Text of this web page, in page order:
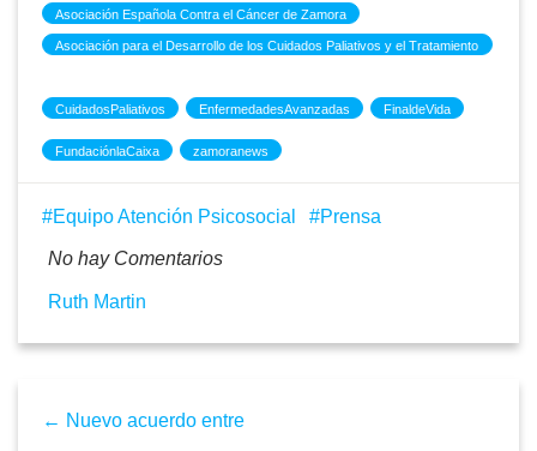
Asociación Española Contra el Cáncer de Zamora
Asociación para el Desarrollo de los Cuidados Paliativos y el Tratamiento
CuidadosPaliativos EnfermedadesAvanzadas FinaldeVida
FundaciónlaCaixa zamoranews
Equipo Atención Psicosocial Prensa
No hay Comentarios
Ruth Martin
← Nuevo acuerdo entre